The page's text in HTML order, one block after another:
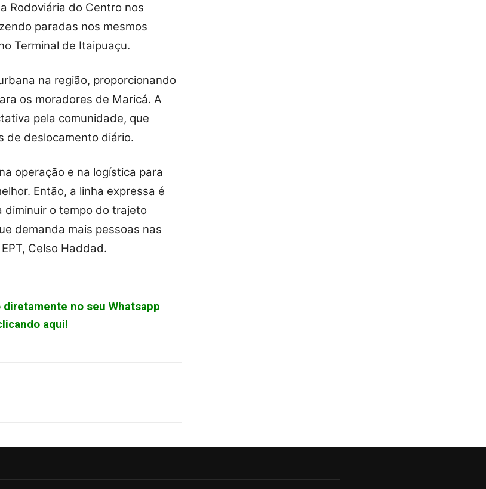
Rodoviária do Centro nos
paradas nos mesmos
Terminal de Itaipuaçu.
na região, proporcionando
os moradores de Maricá. A
pela comunidade, que
de deslocamento diário.
operação e na logística para
Então, a linha expressa é
diminuir o tempo do trajeto
demanda mais pessoas nas
Celso Haddad.
no seu Whatsapp
aqui!